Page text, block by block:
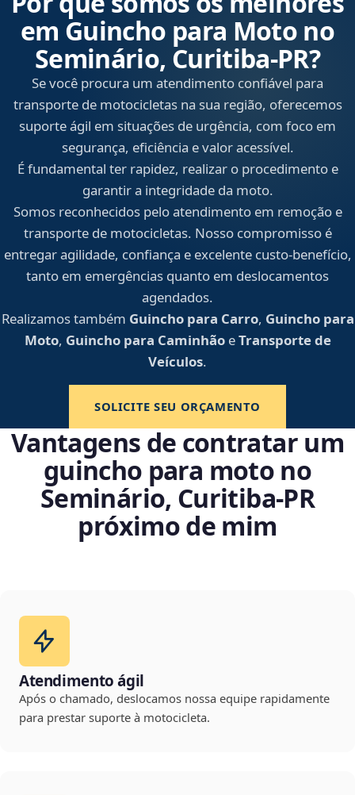
em Guincho para Moto no
Seminário, Curitiba‑PR?
Se você procura um atendimento confiável para
transporte de motocicletas na sua região, oferecemos
suporte ágil em situações de urgência, com foco em
segurança, eficiência e valor acessível.
É fundamental ter rapidez, realizar o procedimento e
garantir a integridade da moto.
Somos reconhecidos pelo atendimento em remoção e
transporte de motocicletas. Nosso compromisso é
entregar agilidade, confiança e excelente custo-benefício,
tanto em emergências quanto em deslocamentos
agendados.
Realizamos também Guincho para Carro, Guincho para
Moto, Guincho para CaminhãoeTransporte de
Veículos.
SOLICITE SEU ORÇAMENTO
Vantagens de contratar um
guincho para moto no
Seminário, Curitiba‑PR
próximo de mim
Atendimento ágil
Após o chamado, deslocamos nossa equipe rapidamente
para prestar suporte à motocicleta.